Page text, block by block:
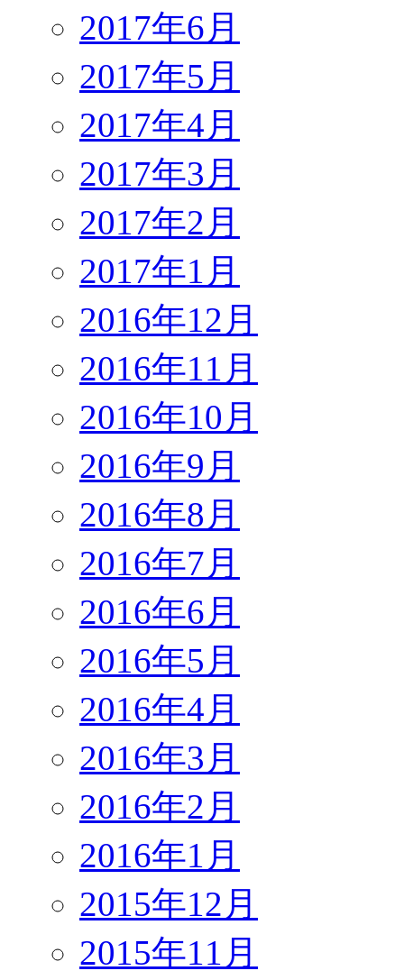
2017年6月
2017年5月
2017年4月
2017年3月
2017年2月
2017年1月
2016年12月
2016年11月
2016年10月
2016年9月
2016年8月
2016年7月
2016年6月
2016年5月
2016年4月
2016年3月
2016年2月
2016年1月
2015年12月
2015年11月